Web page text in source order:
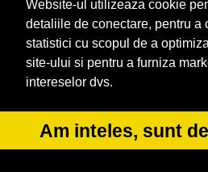
Website-ul utilizeaza cookie
detaliile de conectare, pentru a
statistici cu scopul de a
site-ului si pentru a furniza
intereselor dvs.
Am inteles, sunt
CasaFunerara.com
NonStopDeschis.ro
NonStopFunerare.ro
Transport-Funerar.com
© 2014-2026 Powered by
ANPC SOL